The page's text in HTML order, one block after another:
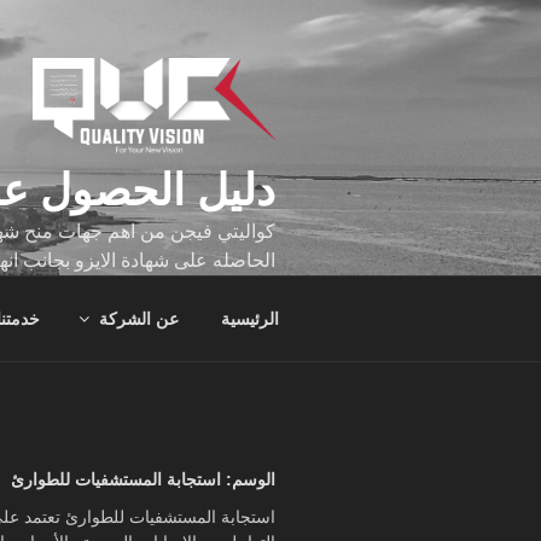
التجاوز
دليل الحصول
كواليتي فيجن من اهم جهات منح
الحاصله على شهادة الايزو بجانب
الرئيسية عن الشركة
الوسم:
استجابة المستشفيات للطوارئ
استجابة المستشفيات للطوارئ تعتمد